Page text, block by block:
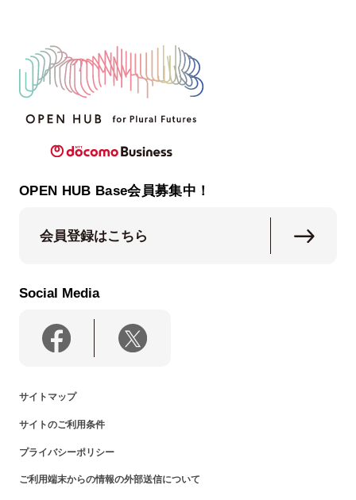
OPEN HUB Base会員募集中！
会員登録はこちら
Social Media
サイトマップ
サイトのご利用条件
プライバシーポリシー
ご利用端末からの情報の外部送信について